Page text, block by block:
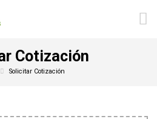
Cotización
Solicitar Cotización